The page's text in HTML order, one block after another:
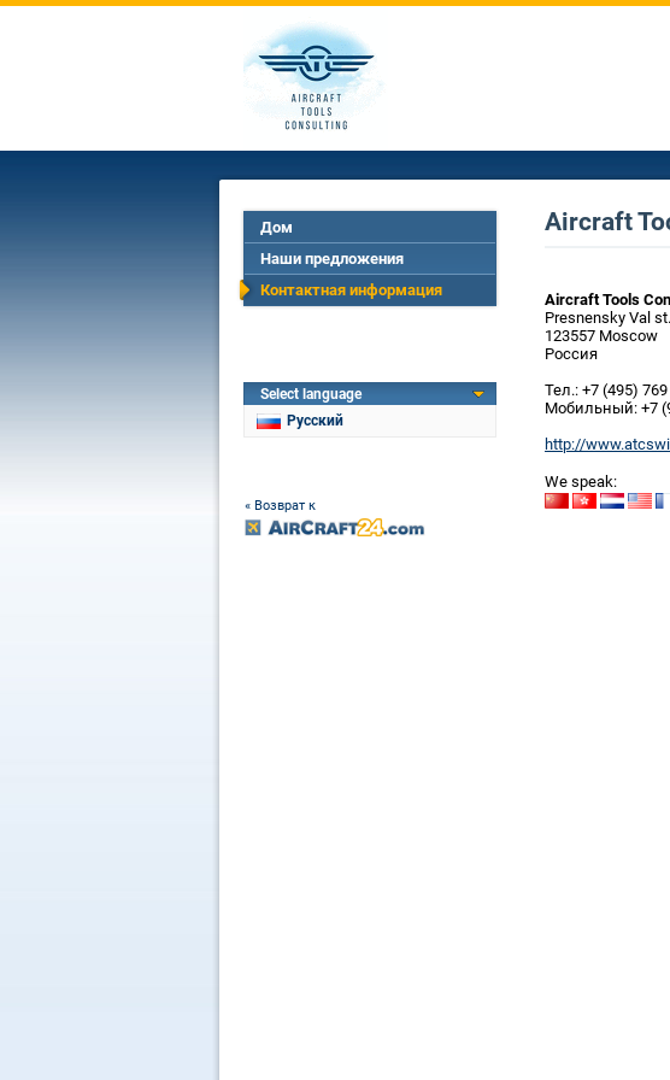
Дом
Наши предложения
Контактная информация
Select language
Русский
« Возврат к
Aircraft
Aircraft Tools
Presnensky Val
123557 Moscow
Россия
Тел.: +7 (495)
Мобильный: +7
http://
We speak: